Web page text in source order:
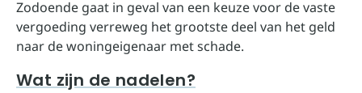
Zodoende gaat in geval van een keuze voor de vaste
vergoeding verreweg het grootste deel van het geld
naar de woningeigenaar met schade.
Wat zijn de nadelen?